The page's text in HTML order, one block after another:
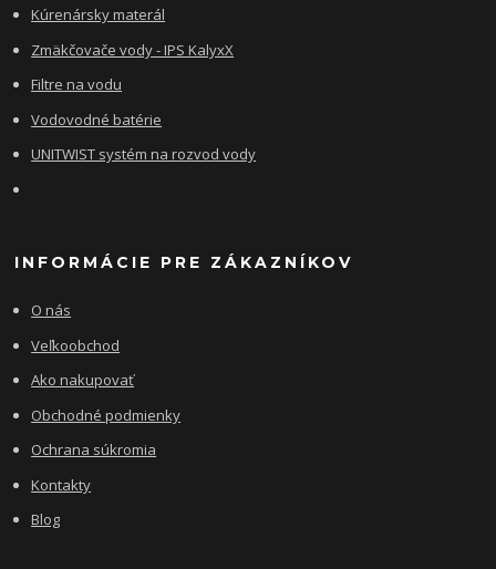
Kúrenársky materál
Zmäkčovače vody - IPS KalyxX
Filtre na vodu
Vodovodné batérie
UNITWIST systém na rozvod vody
INFORMÁCIE PRE ZÁKAZNÍKOV
O nás
Veľkoobchod
Ako nakupovať
Obchodné podmienky
Ochrana súkromia
Kontakty
Blog